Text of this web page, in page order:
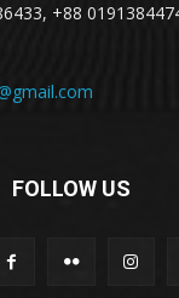
+88
FOLLOW US